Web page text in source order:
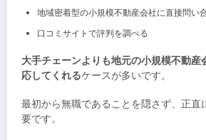
地域密着型の小規模不動産会社に直接問い
口コミサイトで評判を調べる
大手チェーンよりも地元の小規模不動産
応してくれるケースが多いです。
最初から無職であることを隠さず、正直
要です。